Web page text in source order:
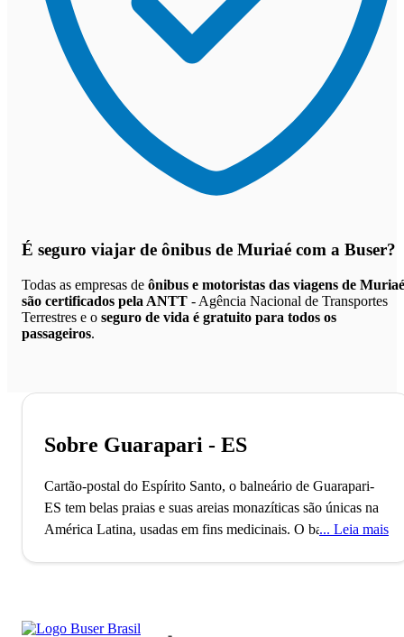
É seguro viajar de ônibus de Muriaé com a Buser?
Todas as empresas de ônibus e motoristas das viagens de Muriaé
são certificados pela ANTT - Agência Nacional de Transportes
Terrestres e o seguro de vida é gratuito para todos os
passageiros.
Sobre Guarapari - ES
Cartão-postal do Espírito Santo, o balneário de Guarapari-
ES tem belas praias e suas areias monazíticas são únicas na
América Latina, usadas em fins medicinais. O balneário de
Leia mais